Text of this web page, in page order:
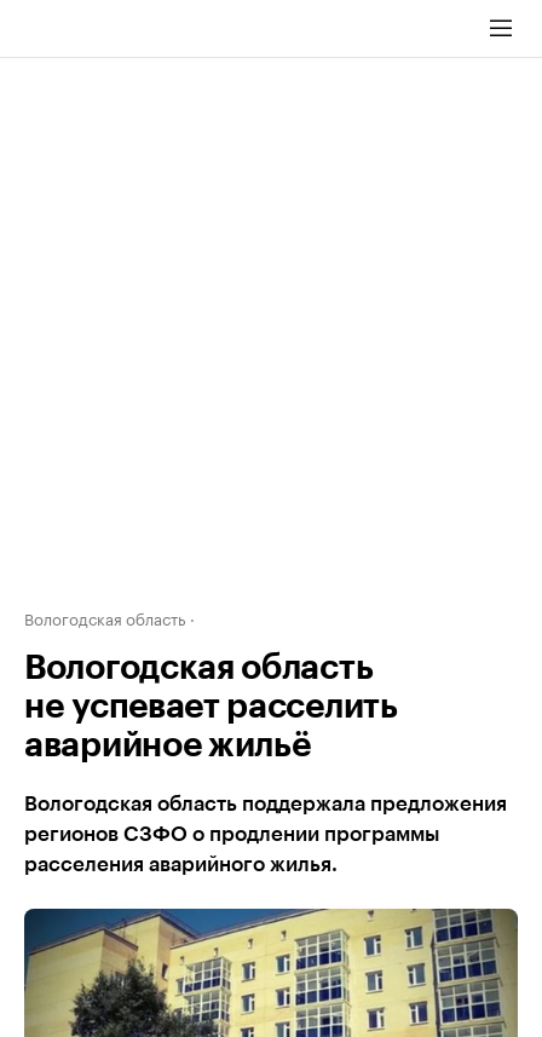
Вологодская область
Вологодская область
не успевает расселить
аварийное жильё
Вологодская область поддержала предложения
регионов СЗФО о продлении программы
расселения аварийного жилья.